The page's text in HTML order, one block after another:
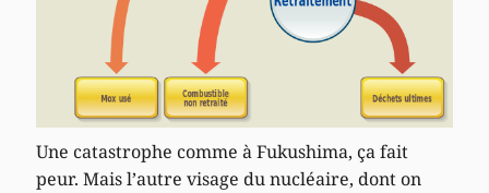
Une catastrophe comme à Fukushima, ça fait
peur. Mais l’autre visage du nucléaire, dont on